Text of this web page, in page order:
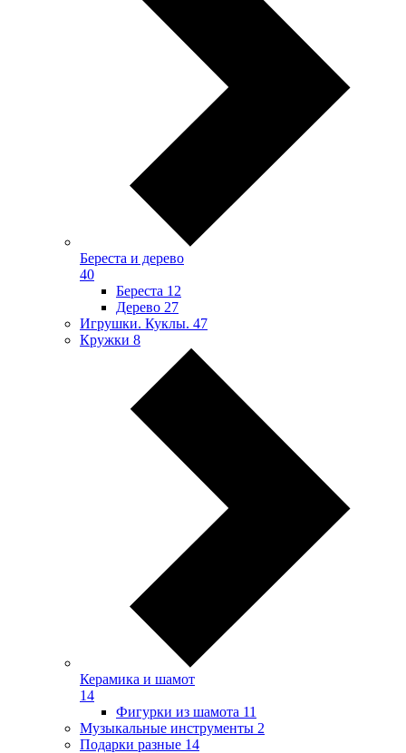
Береста и дерево
40
Береста 12
Дерево 27
Игрушки. Куклы. 47
Кружки 8
Керамика и шамот
14
Фигурки из шамота 11
Музыкальные инструменты 2
Подарки разные 14